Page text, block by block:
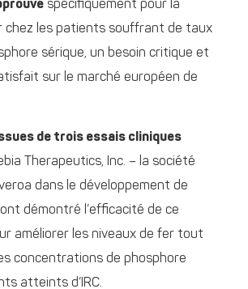
spécifiquement pour la
chez les patients souffrant de taux
sérique, un besoin critique et
sur le marché européen de
de trois essais cliniques
Therapeutics, Inc. – la société
dans le développement de
ont démontré l’efficacité de ce
améliorer les niveaux de fer tout
concentrations de phosphore
atteints d’IRC.